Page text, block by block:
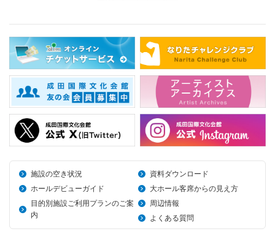
施設の空き状況
資料ダウンロード
ホールデビューガイド
大ホール客席からの見え方
目的別施設ご利用プランのご案
内
周辺情報
よくある質問